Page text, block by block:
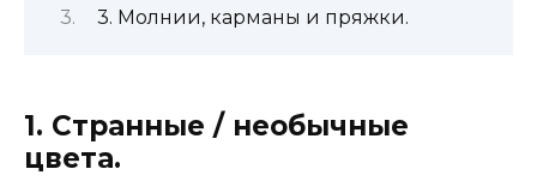
3. Молнии, карманы и пряжки.
1. Странные / необычные
цвета.